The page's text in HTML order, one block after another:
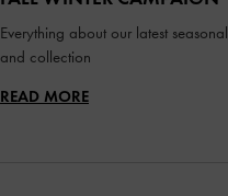
Everything about our latest
and collection
READ MORE